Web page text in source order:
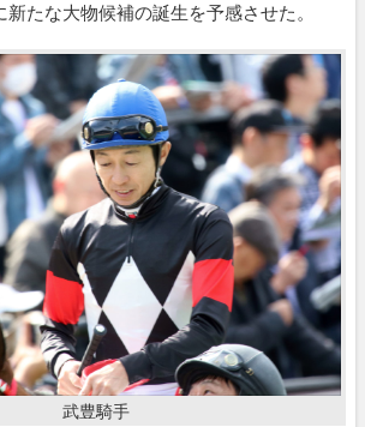
たな大物候補の誕生を予感させた。
武豊騎手